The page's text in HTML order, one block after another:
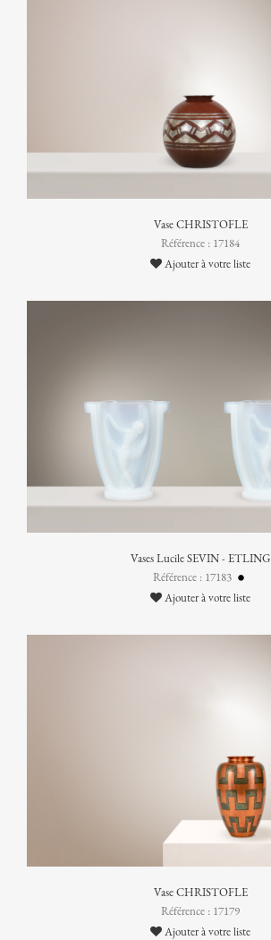
Vase CHRISTOFLE
Référence : 17184
Ajouter à votre liste
Vases Lucile SEVIN - ETLING
Référence : 17183
Ajouter à votre liste
Vase CHRISTOFLE
Référence : 17179
Ajouter à votre liste